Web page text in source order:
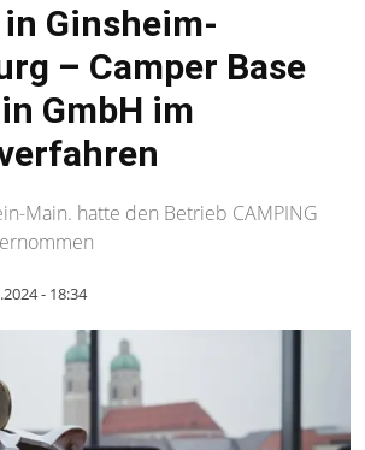
Ginsheim-
– Camper Base
GmbH im
Main. hatte den Betrieb CAMPING
- 18:34